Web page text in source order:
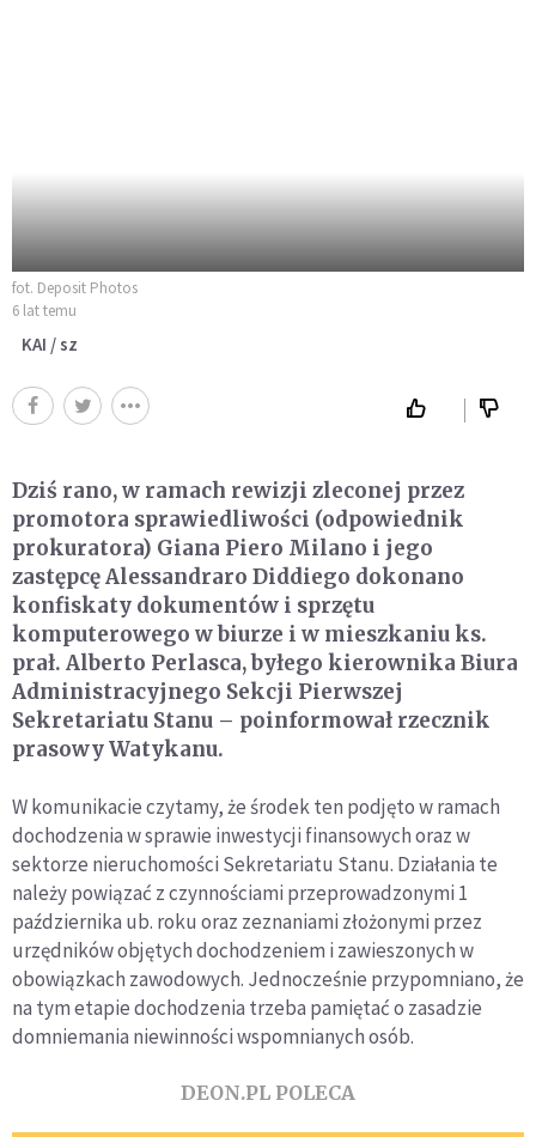
fot. Deposit Photos
6 lat temu
KAI / sz
Dziś rano, w ramach rewizji zleconej przez
promotora sprawiedliwości (odpowiednik
prokuratora) Giana Piero Milano i jego
zastępcę Alessandraro Diddiego dokonano
konfiskaty dokumentów i sprzętu
komputerowego w biurze i w mieszkaniu ks.
prał. Alberto Perlasca, byłego kierownika Biura
Administracyjnego Sekcji Pierwszej
Sekretariatu Stanu – poinformował rzecznik
prasowy Watykanu.
W komunikacie czytamy, że środek ten podjęto w ramach
dochodzenia w sprawie inwestycji finansowych oraz w
sektorze nieruchomości Sekretariatu Stanu. Działania te
należy powiązać z czynnościami przeprowadzonymi 1
października ub. roku oraz zeznaniami złożonymi przez
urzędników objętych dochodzeniem i zawieszonych w
obowiązkach zawodowych. Jednocześnie przypomniano, że
na tym etapie dochodzenia trzeba pamiętać o zasadzie
domniemania niewinności wspomnianych osób.
DEON.PL POLECA